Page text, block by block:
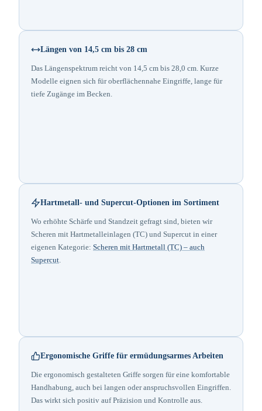
Längen von 14,5 cm bis 28 cm
Das Längenspektrum reicht von 14,5 cm bis 28,0 cm. Kurze
Modelle eignen sich für oberflächennahe Eingriffe, lange für
tiefe Zugänge im Becken.
Hartmetall- und Supercut-Optionen im Sortiment
Wo erhöhte Schärfe und Standzeit gefragt sind, bieten wir
Scheren mit Hartmetalleinlagen (TC) und Supercut in einer
eigenen Kategorie: Scheren mit Hartmetall (TC) – auch
Supercut.
Ergonomische Griffe für ermüdungsarmes Arbeiten
Die ergonomisch gestalteten Griffe sorgen für eine komfortable
Handhabung, auch bei langen oder anspruchsvollen Eingriffen.
Das wirkt sich positiv auf Präzision und Kontrolle aus.